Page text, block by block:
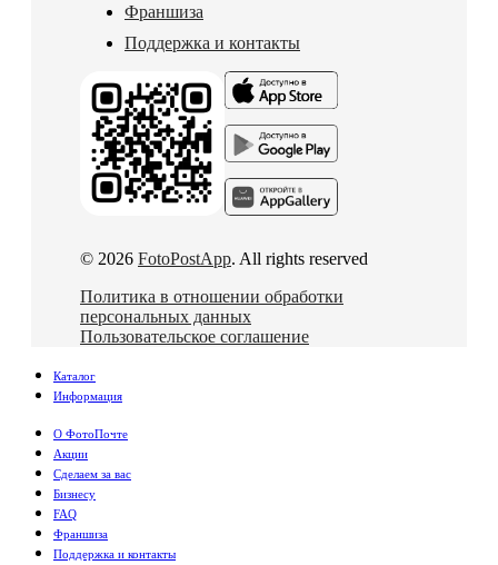
Франшиза
Поддержка и контакты
© 2026 FotoPostApp. All rights reserved
Политика в отношении обработки
персональных данных
Пользовательское соглашение
Каталог
Информация
О ФотоПочте
Акции
Сделаем за вас
Бизнесу
FAQ
Франшиза
Поддержка и контакты